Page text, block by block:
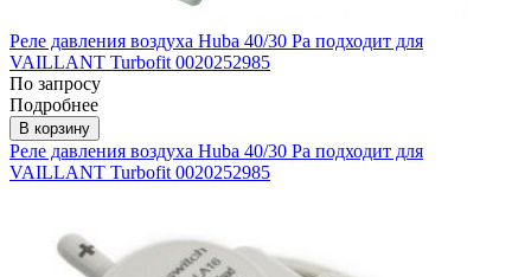
Реле давления воздуха Huba 40/30 Pa подходит для
VAILLANT Turbofit 0020252985
По запросу
Подробнее
В корзину
Реле давления воздуха Huba 40/30 Pa подходит для
VAILLANT Turbofit 0020252985